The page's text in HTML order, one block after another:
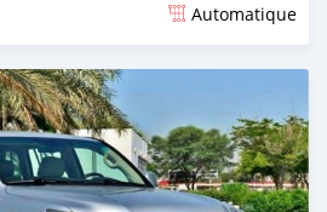
Automatique